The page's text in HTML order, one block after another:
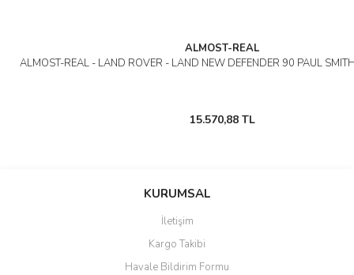
ALMOST-REAL
ALMOST-REAL - LAND ROVER - LAND NEW DEFENDER 90 PAUL
15.570,88 TL
KURUMSAL
İletişim
Kargo Takibi
Havale Bildirim Formu